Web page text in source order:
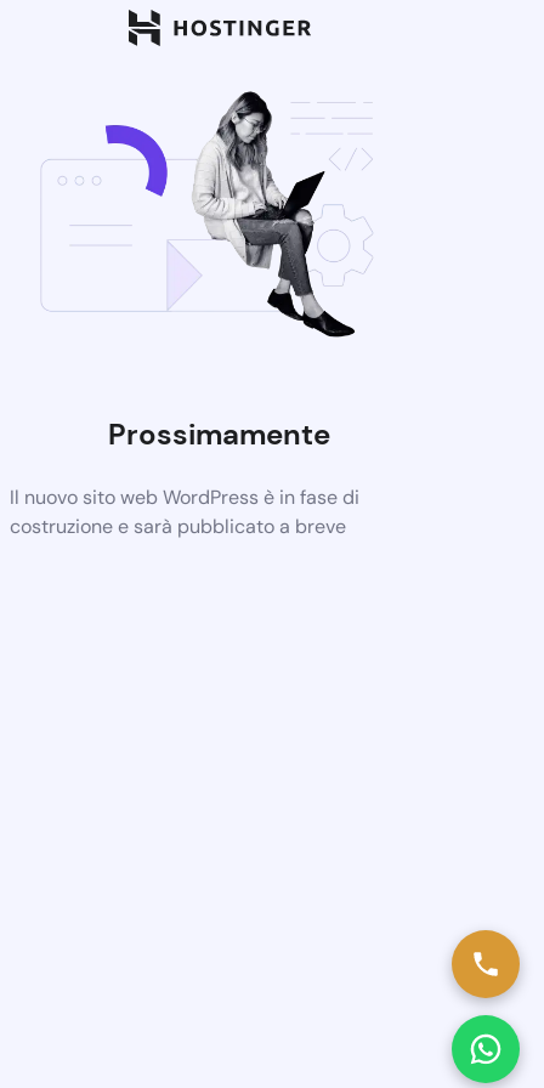
Prossimamente
Il nuovo sito web WordPress è in fase di
costruzione e sarà pubblicato a breve